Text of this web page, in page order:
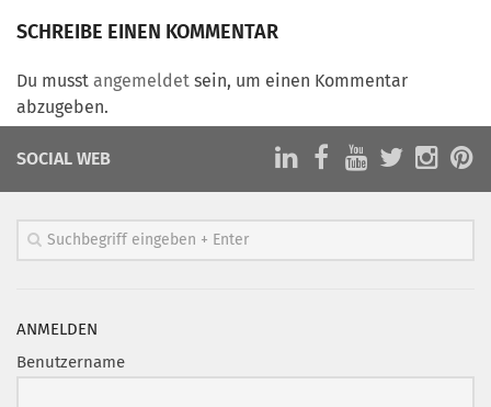
Arbeitsgruppen
MarketingFrauen
Münchner Marketingpreis
Mentoring
Bundesverband Marketing Clubs
MARKETING PIONIERE
Newsletter
SCHREIBE EINEN KOMMENTAR
Du musst angemeldet sein, um einen Kommentar
abzugeben.
SOCIAL WEB
ANMELDEN
Benutzername